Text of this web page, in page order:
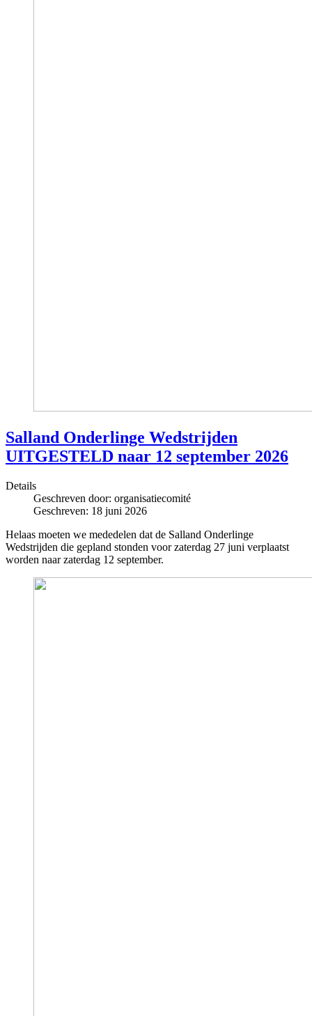
Salland Onderlinge Wedstrijden
UITGESTELD naar 12 september 2026
Details
Geschreven door: organisatiecomité
Geschreven: 18 juni 2026
Helaas moeten we mededelen dat de Salland Onderlinge
Wedstrijden die gepland stonden voor zaterdag 27 juni verplaatst
worden naar zaterdag 12 september.